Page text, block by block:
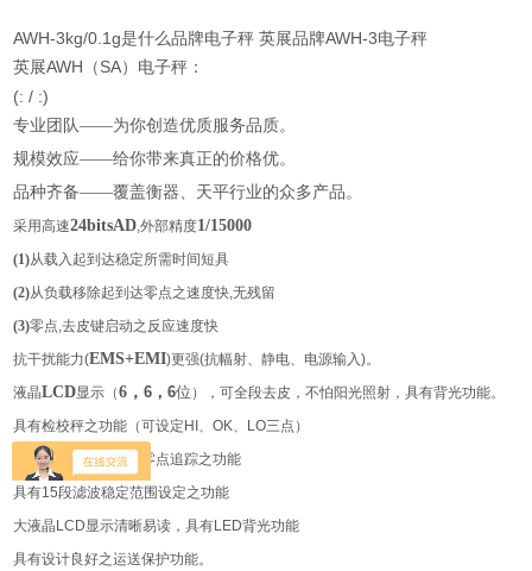
AWH-3kg/0.1g是什么品牌电子秤 英展品牌AWH-3电子秤
英展AWH （ SA）电子秤：
(: / :)
专业团队——为你创造优质服务品质。
规模效应——给你带来真正的价格优。
品种齐备——覆盖衡器、天平行业的众多产品。
采用高速24bitsAD,外部精度1/15000
(1)从载入起到达稳定所需时间短具
(2)从负载移除起到达零点之速度快,无残留
(3)零点,去皮键启动之反应速度快
抗干扰能力(EMS+EMI)更强(抗幅射、静电、电源输入)。
液晶LCD显示（6 ，6 ，6位 ），可全段去皮，不怕阳光照射，具有背光功能。
具有检校秤之功能（可设定 HI 、OK、 LO三点）
具有自动校正、自动零点追踪之功能
具有15段滤波稳定范围设定之功能
大液晶 LCD显示清晰易读，具有LED背光功能
具有设计良好之运送保护功能。